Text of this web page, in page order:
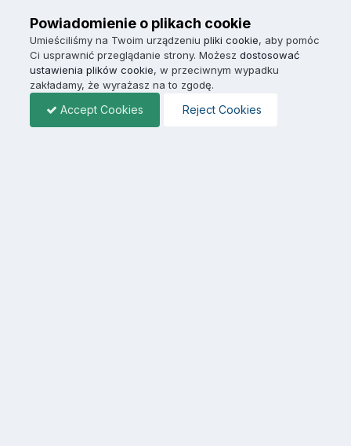
Powiadomienie o plikach cookie
Umieściliśmy na Twoim urządzeniu pliki cookie, aby pomóc
Ci usprawnić przeglądanie strony. Możesz dostosować
ustawienia plików cookie, w przeciwnym wypadku
zakładamy, że wyrażasz na to zgodę.
Accept Cookies Reject Cookies